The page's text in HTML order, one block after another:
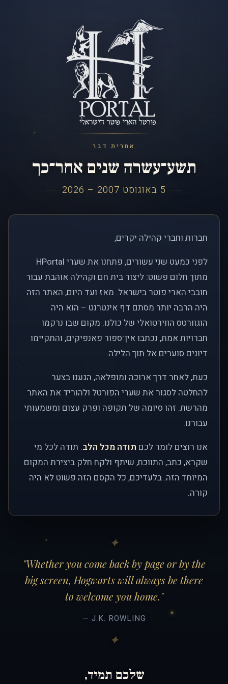
אחרית דבר
תשע־עשרה שנים אחר־כך
5 באוגוסט 2007 – 2026
חברות וחברי קהילה יקרים,
לפני כמעט שני עשורים, פתחנו את שערי HPortal
מתוך חלום פשוט: ליצור בית חם וקהילה אוהבת עבור
חובבי הארי פוטר בישראל. מאז ועד היום, האתר הזה
היה הרבה יותר מסתם דף אינטרנט – הוא היה
הוגוורטס הווירטואלי של כולנו. מקום שבו נרקמו
חברויות אמת, נכתבו אין־ספור פאנפיקים, והתקיימו
דיונים סוערים אל תוך הלילה.
כעת, לאחר דרך ארוכה ומופלאה, הגענו בצער
להחלטה לסגור את שערי הפורטל ולהוריד את האתר
מהרשת. זהו סיומה של תקופה ופרק עצום ומשמעותי
עבורנו.
אנו רוצים לומר לכם תודה מכל הלב. תודה לכל מי
שקרא, כתב, התווכח, שיתף ולקח חלק ביצירת המקום
המיוחד הזה. בלעדיכם, כל הקסם הזה פשוט לא היה
קורה.
"Whether you come back by page or by the
big screen, Hogwarts will always be there
to welcome you home."
— J.K. ROWLING
שלכם תמיד,